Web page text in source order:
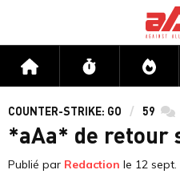
Accueil Flux
COUNTER-STRIKE: GO 59
*aAa* de retour
Publié par Redaction le 12 sept.